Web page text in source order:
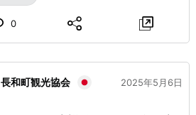
0
和町観光協会 2025年5月6日